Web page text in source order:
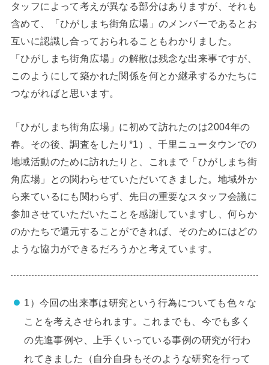
タッフによって考えが異なる部分はありますが、それも
含めて、「ひがしまち街角広場」のメンバーであるとお
互いに認識し合っておられることもわかりました。
「ひがしまち街角広場」の解散は残念な出来事ですが、
このようにして築かれた関係を何とか継承するかたちに
つながればと思います。
「ひがしまち街角広場」に初めて訪れたのは2004年の
春。その後、調査をしたり*1）、千里ニュータウンでの
地域活動のために訪れたりと、これまで「ひがしまち街
角広場」との関わらせていただいてきました。地域外か
ら来ているにも関わらず、先日の重要なスタッフ会議に
参加させていただいたことを感謝していますし、何らか
のかたちで還元することができれば、そのためにはどの
ような協力ができるだろうかと考えています。
1）今回の出来事は研究という行為についても色々な
ことを考えさせられます。これまでも、今でも多く
の先進事例や、上手くいっている事例の研究が行わ
れてきました（自分自身もそのような研究を行って